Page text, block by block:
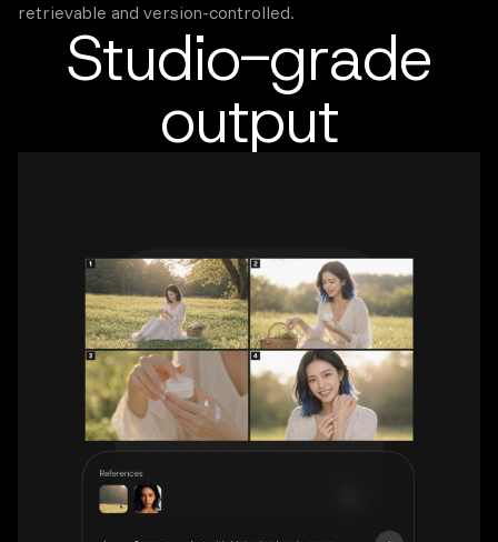
retrievable and version-controlled.
Studio-grade
output